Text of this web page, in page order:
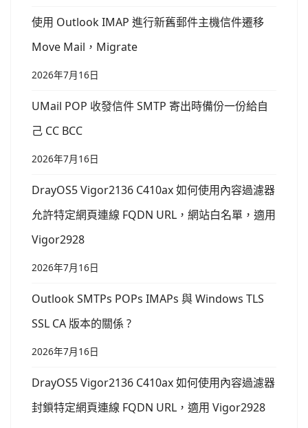
使用 Outlook IMAP 進行新舊郵件主機信件遷移
Move Mail，Migrate
2026年7月16日
UMail POP 收發信件 SMTP 寄出時備份一份給自
己 CC BCC
2026年7月16日
DrayOS5 Vigor2136 C410ax 如何使用內容過濾器
允許特定網頁連線 FQDN URL，網站白名單，適用
Vigor2928
2026年7月16日
Outlook SMTPs POPs IMAPs 與 Windows TLS
SSL CA 版本的關係 ?
2026年7月16日
DrayOS5 Vigor2136 C410ax 如何使用內容過濾器
封鎖特定網頁連線 FQDN URL，適用 Vigor2928